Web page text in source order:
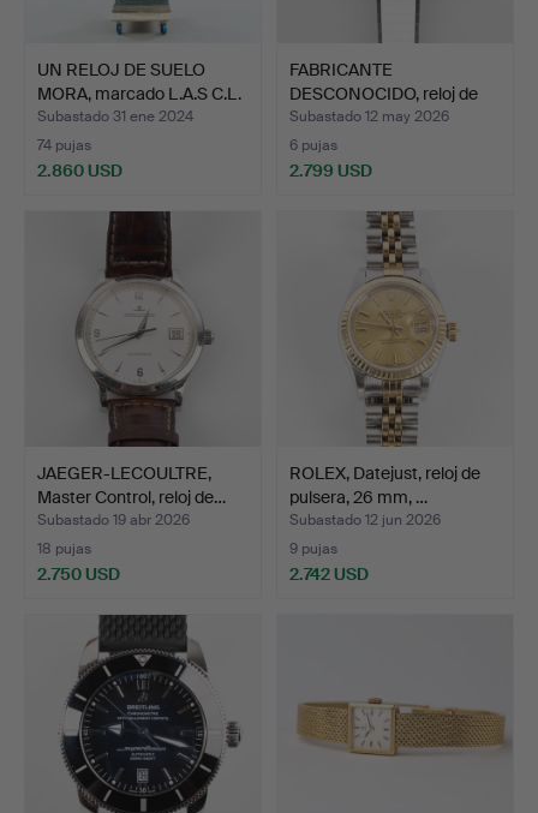
UN RELOJ DE SUELO
MORA, marcado L.A.S C.L.
…
Subastado 31 ene 2024
74 pujas
2.860 USD
FABRICANTE
DESCONOCIDO, reloj de
pulsera, …
Subastado 12 may 2026
6 pujas
2.799 USD
JAEGER-LECOULTRE,
Master Control, reloj de…
Subastado 19 abr 2026
18 pujas
2.750 USD
ROLEX, Datejust, reloj de
pulsera, 26 mm, …
Subastado 12 jun 2026
9 pujas
2.742 USD